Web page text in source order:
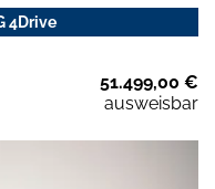
4Drive
51.499,00 €
ausweisbar